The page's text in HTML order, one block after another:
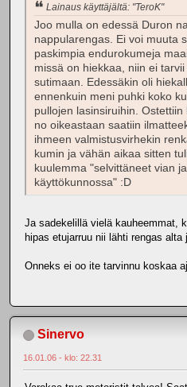
Lainaus käyttäjältä: "TeroK"
Joo mulla on edessä Duron
nappularengas. Ei voi muuta
paskimpia endurokumeja
missä on hiekkaa, niin ei
sutimaan. Edessäkin oli
ennenkuin meni puhki koko
pullojen lasinsiruihin.
no oikeastaan saatiin
ihmeen valmistusvirhekin
kumin ja vähän aikaa sitten
kuulemma "selvittäneet vian
käyttökunnossa" :D
Ja sadekelillä vielä kauheemmat,
hipas etujarruu nii lähti rengas alta
Onneks ei oo ite tarvinnu koskaa
Sinervo
16.01.06 - klo: 22.31